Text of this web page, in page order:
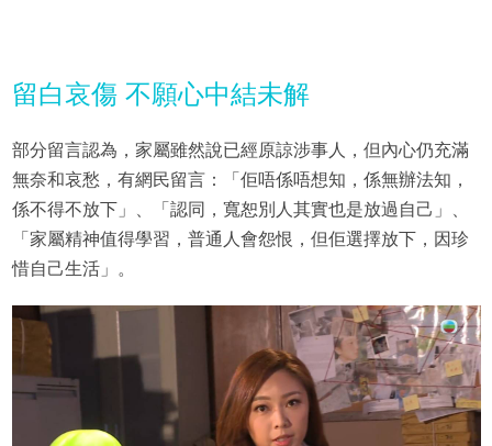
留白哀傷 不願心中結未解
部分留言認為，家屬雖然說已經原諒涉事人，但內心仍充滿
無奈和哀愁，有網民留言：「佢唔係唔想知，係無辦法知，
係不得不放下」、「認同，寬恕別人其實也是放過自己」、
「家屬精神值得學習，普通人會怨恨，但佢選擇放下，因珍
惜自己生活」。